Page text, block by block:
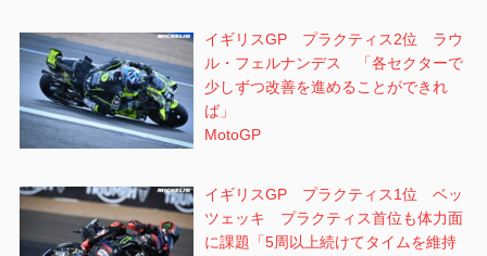
イギリスGP プラクティス2位 ラウ
ル・フェルナンデス 「各セクターで
少しずつ改善を進めることができれ
ば」
MotoGP
イギリスGP プラクティス1位 ベッ
ツェッキ プラクティス首位も体力面
に課題「5周以上続けてタイムを維持